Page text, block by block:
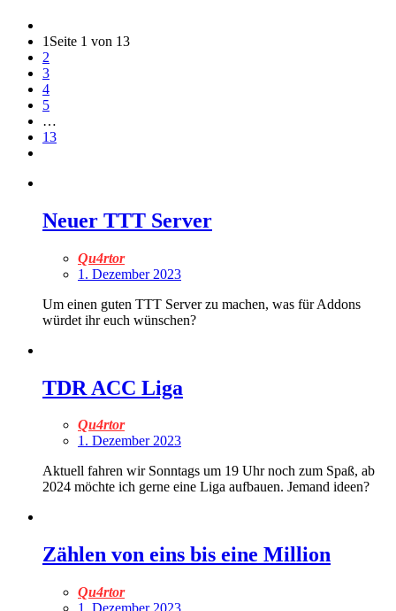
1 Seite 1 von 13
2
3
4
5
…
13
Neuer TTT Server
Qu4rtor
1. Dezember 2023
Um einen guten TTT Server zu machen, was für Addons
würdet ihr euch wünschen?
TDR ACC Liga
Qu4rtor
1. Dezember 2023
Aktuell fahren wir Sonntags um 19 Uhr noch zum Spaß, ab
2024 möchte ich gerne eine Liga aufbauen. Jemand ideen?
Zählen von eins bis eine Million
Qu4rtor